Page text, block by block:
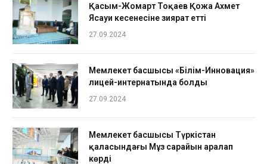
Қасым-Жомарт Тоқаев Қожа Ахмет
Ясауи кесенесіне зиярат етті
27.09.2024
Мемлекет басшысы «Білім-Инновация»
лицей-интернатында болды
27.09.2024
Мемлекет басшысы Түркістан
қаласындағы Мұз сарайын аралап
көрді